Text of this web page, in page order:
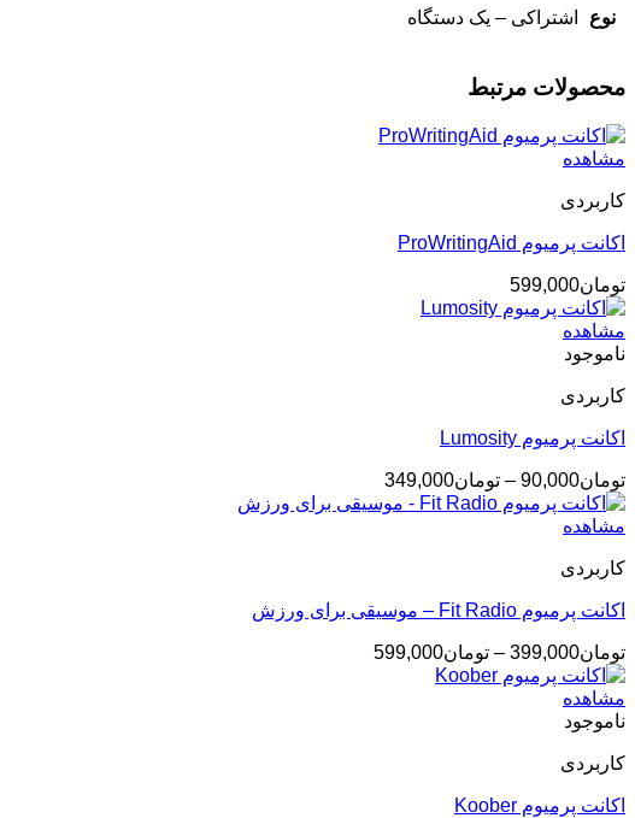
نوع اشتراکی – یک دستگاه
محصولات مرتبط
مشاهده
کاربردی
اکانت پرمیوم ProWritingAid
تومان599,000
مشاهده
ناموجود
کاربردی
اکانت پرمیوم Lumosity
تومان90,000
– تومان349,000محدوده
قیمت:
مشاهده
کاربردی
اکانت پرمیوم Fit Radio – موسیقی برای ورزش
تومان399,000
– تومان599,000
مشاهده
ناموجود
کاربردی
اکانت پرمیوم Koober